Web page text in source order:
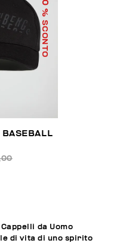
% SCONTO
BASEBALL
da Uomo
di vita di uno spirito